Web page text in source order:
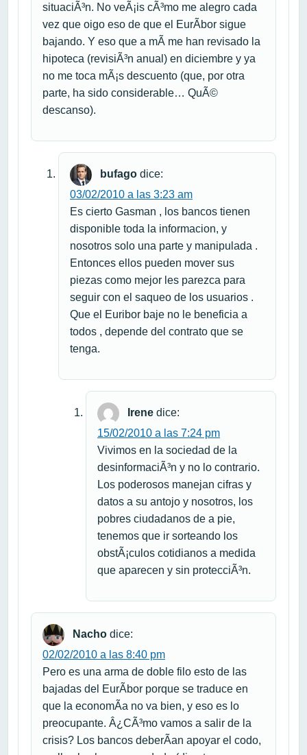
situaciÃ³n. No veÃ¡is cÃ³mo me alegro cada
vez que oigo eso de que el EurÃ­bor sigue
bajando. Y eso que a mÃ­ me han revisado la
hipoteca (revisiÃ³n anual) en diciembre y ya
no me toca mÃ¡s descuento (que, por otra
parte, ha sido considerable… QuÃ©
descanso).
bufago dice:
03/02/2010 a las 3:23 am
Es cierto Gasman , los bancos tienen
disponible toda la informacion, y
nosotros solo una parte y manipulada .
Entonces ellos pueden mover sus
piezas como mejor les parezca para
seguir con el saqueo de los usuarios .
Que el Euribor baje no le beneficia a
todos , depende del contrato que se
tenga.
Irene dice:
15/02/2010 a las 7:24 pm
Vivimos en la sociedad de la
desinformaciÃ³n y no lo contrario.
Los poderosos manejan cifras y
datos a su antojo y nosotros, los
pobres ciudadanos de a pie,
tenemos que ir sorteando los
obstÃ¡culos cotidianos a medida
que aparecen y sin protecciÃ³n.
Nacho dice:
02/02/2010 a las 8:40 pm
Pero es una arma de doble filo esto de las
bajadas del EurÃ­bor porque se traduce en
que la economÃ­a no va bien, y eso es lo
preocupante. Â¿CÃ³mo vamos a salir de la
crisis? Los bancos deberÃ­an apoyar el codo,